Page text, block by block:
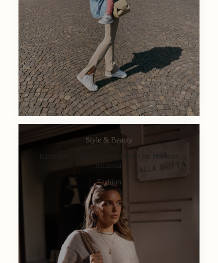
Style & Beauty
Klassisch, alltagstauglich, immer ein bisschen
Italianità.
Fashion